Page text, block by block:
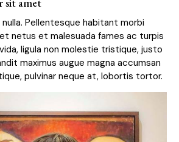
Pellentesque habitant morbi
netus et malesuada fames ac turpis
ligula non molestie tristique, justo
maximus augue magna accumsan
pulvinar neque at, lobortis tortor.